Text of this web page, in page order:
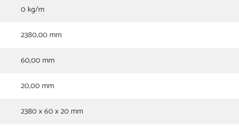
0 kg/m
2380,00 mm
60,00 mm
20,00 mm
2380 x 60 x 20 mm